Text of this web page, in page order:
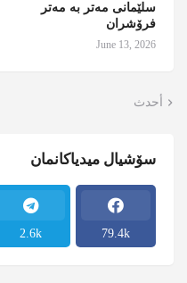
سلێمانی مەتر بە مەتر
فرۆشران
June 13, 2026
أحدث
سۆشیال میدیاکانمان
79.4k
2.6k